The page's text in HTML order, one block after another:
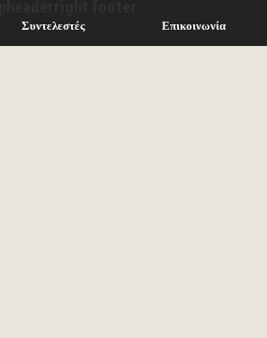
Συντελεστές Επικοινωνία